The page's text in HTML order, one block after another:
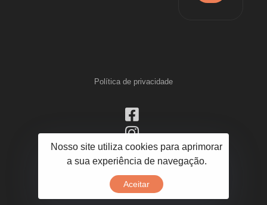
Política de privacidade
Nosso site utiliza cookies para aprimorar
a sua experiência de navegação.
Aceitar